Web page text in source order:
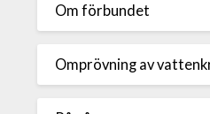
Om förbundet
Omprövning av